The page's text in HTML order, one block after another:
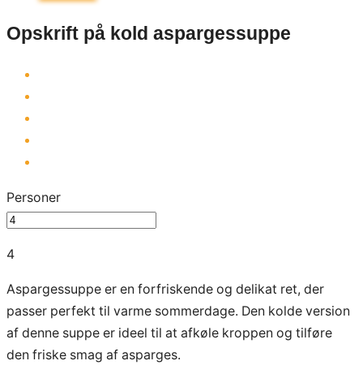
Opskrift på kold aspargessuppe
Personer
4
Aspargessuppe er en forfriskende og delikat ret, der
passer perfekt til varme sommerdage. Den kolde version
af denne suppe er ideel til at afkøle kroppen og tilføre
den friske smag af asparges.